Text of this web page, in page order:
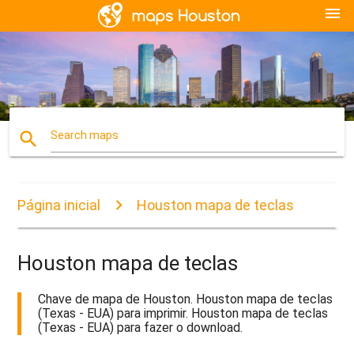
menu
search Search maps
Página inicial Houston mapa de teclas
Houston mapa de teclas
Chave de mapa de Houston. Houston mapa de teclas
(Texas - EUA) para imprimir. Houston mapa de teclas
(Texas - EUA) para fazer o download.